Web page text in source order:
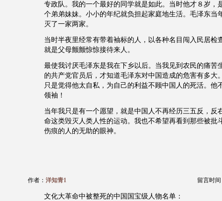
专政队。我的一个最好的同学就是如此。当时他才８岁，
个弟弟妹妹。小小的年纪就负担起家庭地生活。毛泽东当
灭了一家两家。
当时半夜里经常有带着袖标的人，以各种名目闯入民居检
就是父母颤颤惊惊接待来人。
最使我讨厌毛泽东是我在下乡以后。当我见到农民的痛苦
的共产党官员后，才知道毛泽东对中国造成的危害有多大
只是觉得他太自私，为自己的利益不顾中国人的死活。他
领袖！
当年我只是有一个愿望，就是中国人不再经历三五反，反
命这类毁灭人类人性的运动。我也不希望再看到那些被批
伤痕的人的无助的眼神。
作者： 洋知青1 留言时间
文化大革命中被整死的中国国宝级人物名单：